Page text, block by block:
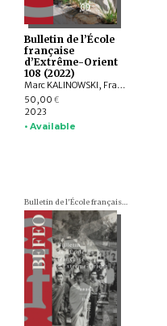
Bulletin de l’École
française
d’Extrême-Orient
108 (2022)
Marc KALINOWSKI, François LACHAUD, Arlo GRIFFITHS, Titi Surti NASTITI, Xavier HERMAND, EKO BASTIAWAN, Cuong T. MAI, QIAN Shenghua, Benjamin DANIELS
50,00 €
2023
• Available
Bulletin de l'École française d'Extrême-Orient (BEFEO)